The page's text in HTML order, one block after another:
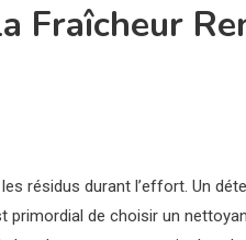
Fraîcheur
résidus durant l’effort. Un
primordial de choisir un